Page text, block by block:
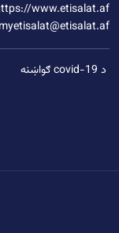
www.etisalat.af/
myetisalat@etisalat.af
د covid-19 ګواښنه